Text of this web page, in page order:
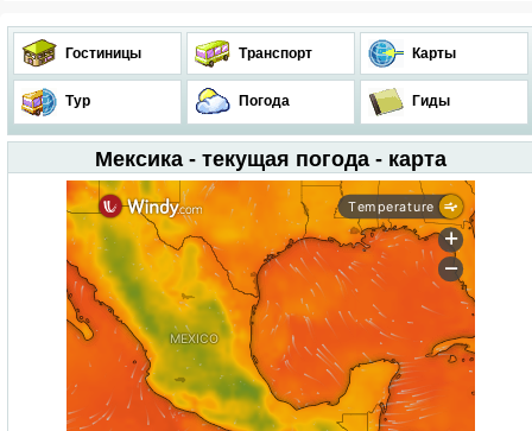
Гостиницы Транспорт Карты
Тур Погода Гиды
Мексика - текущая погода - карта